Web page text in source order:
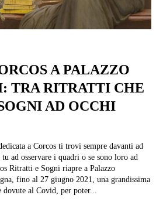
A PALAZZO
TRA RITRATTI CHE
AD OCCHI
a Corcos ti trovi sempre davanti ad
ad osservare i quadri o se sono loro ad
Ritratti e Sogni riapre a Palazzo
fino al 27 giugno 2021, una grandissima
al Covid, per poter...